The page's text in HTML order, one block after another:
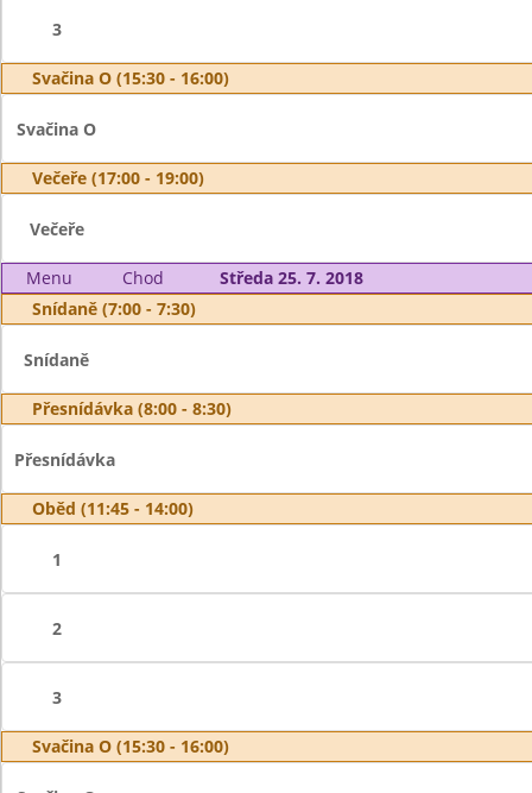
3
Svačina O (15:30 - 16:00)
Svačina O
Večeře (17:00 - 19:00)
Večeře
Menu Chod
Středa 25. 7. 2018
Snídaně (7:00 - 7:30)
Snídaně
Přesnídávka (8:00 - 8:30)
Přesnídávka
Oběd (11:45 - 14:00)
1
2
3
Svačina O (15:30 - 16:00)